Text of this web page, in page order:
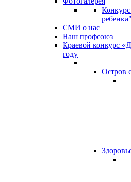
ребенка"
СМИ о нас
Наш профсоюз
Краевой конкурс
году
Остров